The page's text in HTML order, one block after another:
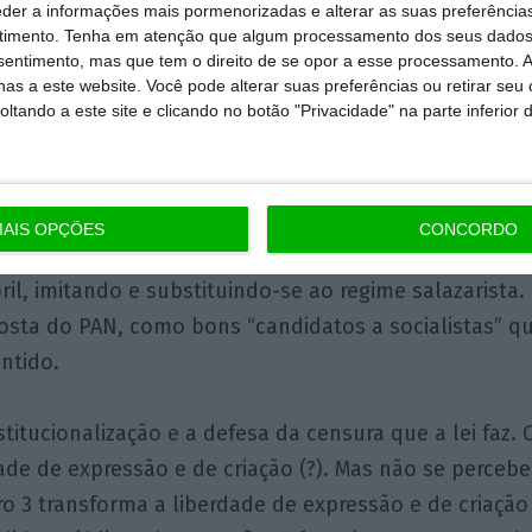
a informações mais pormenorizadas e alterar as suas
Tenha em atenção que algum processamento dos seus
mas que tem o direito de se opor a esse processamento.
a este website. Você pode alterar suas preferências ou retirar seu
a este site e clicando no botão "Privacidade" na parte inferior
OPÇÕES CONCORDO
objectivo desta lei não é explicitá-lo. O que nela é
contida nos 22 artigos com pseudo-direitos
a institucionalização da censura que faz.
especialmente nos preâmbulos, mas
nunca tiveram qualquer pejo em usar e abusar
para fazer propaganda em causa própria. Fazem-no
imitando e substituindo-se ao regime salazarista.
do PAN, como bons “candidatos a socialistas”
e a defesa da censura que a lei faz.
de expressão e de criação (?). Mas não se
3 transforma a liberdade de expressão e de